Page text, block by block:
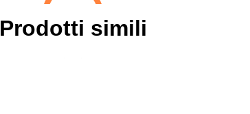
Prodotti simili